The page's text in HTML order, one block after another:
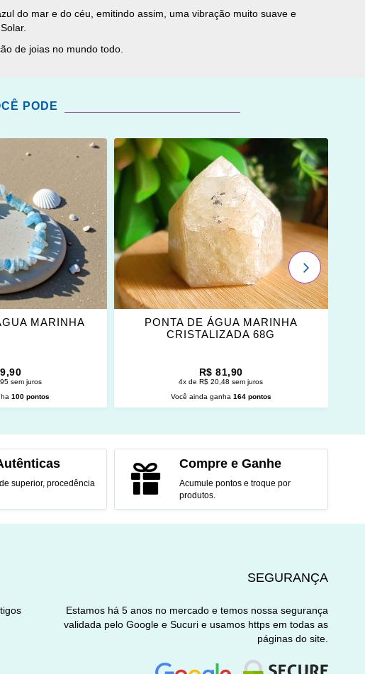
do mar e do céu, emitindo assim, uma vibração muito suave e
de joias no mundo todo.
PODE
MARINHA
sem juros
100 pontos
ADICIONAR
OS
FAVORITOS
PONTA DE ÁGUA MARINHA
CRISTALIZADA 68G
R$ 81,90
4x de R$ 20,48 sem juros
Você ainda ganha 164 pontos
PRÓXIMO
superior, procedência
Compre e Ganhe
Acumule pontos e troque por
produtos.
SEGURANÇA
Estamos há 5 anos no mercado e temos nossa segurança
validada pelo Google e Sucuri e usamos https em todas as
páginas do site.